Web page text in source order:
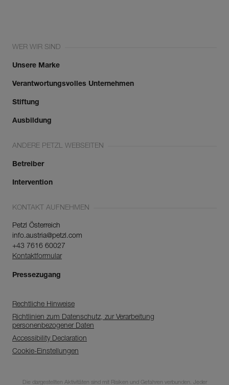
WER WIR SIND
Unsere Marke
Verantwortungsvolles Unternehmen
Stiftung
Ausbildung
ANDERE PETZL WEBSEITEN
Betreiber
Intervention
KONTAKT AUFNEHMEN
Petzl Österreich
info.austria@petzl.com
+43 7616 60027
Kontaktformular
Pressezugang
Rechtliche Hinweise
Richtlinien zum Datenschutz, zur Verarbeitung
personenbezogener Daten
Accessibility Declaration
Cookie-Einstellungen
Die dargestellten Aktivitäten sind mit Risiken und Gefahren verbunden. Jeder